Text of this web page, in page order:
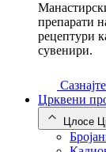
препарати
рецептури
сувенири.
Црквени
Цлосе